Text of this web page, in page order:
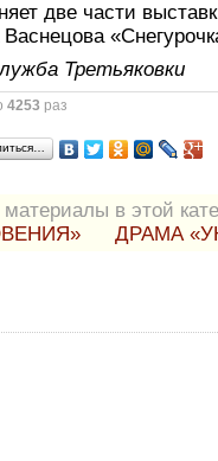
две части
Васнецова
Третьяковки
4253 раз
в этой
ДРАМА